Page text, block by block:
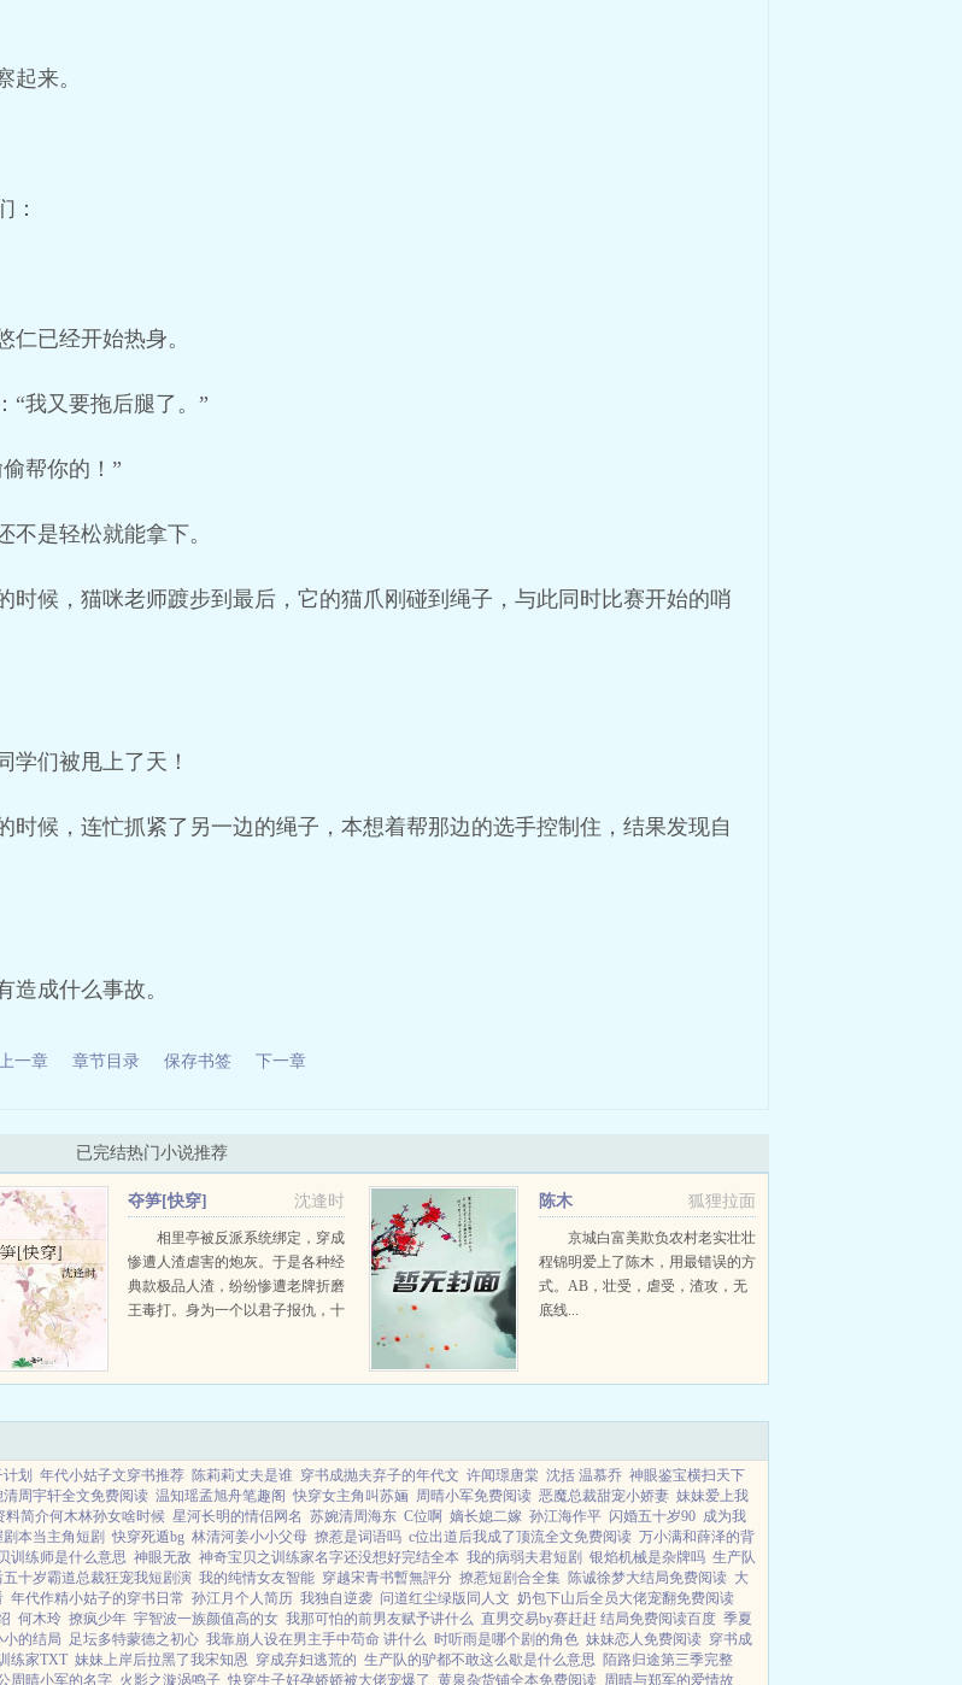
起来。
：
仁已经开始热身。
“我又要拖后腿了。”
帮你的！”
是轻松就能拿下。
时候，猫咪老师踱步到最后，它的猫爪刚碰到绳子，与此同时比赛开始的哨
学们被甩上了天！
时候，连忙抓紧了另一边的绳子，本想着帮那边的选手控制住，结果发现自
成什么事故。
一章 章节目录 保存书签 下一章
已完结热门小说推荐
沈逢时
夺笋[快穿]
相里亭被反派系统绑定，穿成
惨遭人渣虐害的炮灰。于是各种经
典款极品人渣，纷纷惨遭老牌折磨
王毒打。身为一个以君子报仇，十
满意。这...
狐狸拉面
陈木
京城白富美欺负农村老实壮壮
程锦明爱上了陈木，用最错误的方
式。AB，壮受，虐受，渣攻，无
底线...
划 年代小姑子文穿书推荐 陈莉莉丈夫是谁 穿书成抛夫弃子的年代文 许闻璟唐棠 沈括 温慕乔 神眼鉴宝横扫天下
清周宇轩全文免费阅读 温知瑶孟旭舟笔趣阁 快穿女主角叫苏婳 周晴小军免费阅读 恶魔总裁甜宠小娇妻 妹妹爱上我
料简介何木林孙女啥时候 星河长明的情侣网名 苏婉清周海东 C位啊 嫡长媳二嫁 孙江海作平 闪婚五十岁90 成为我
剧本当主角短剧 快穿死遁bg 林清河姜小小父母 撩惹是词语吗 c位出道后我成了顶流全文免费阅读 万小满和薛泽的背
训练师是什么意思 神眼无敌 神奇宝贝之训练家名字还没想好完结全本 我的病弱夫君短剧 银焰机械是杂牌吗 生产队
五十岁霸道总裁狂宠我短剧演 我的纯情女友智能 穿越宋青书暫無評分 撩惹短剧合全集 陈诚徐梦大结局免费阅读 大
年代作精小姑子的穿书日常 孙江月个人简历 我独自逆袭 问道红尘绿版同人文 奶包下山后全员大佬宠翻免费阅读
何木玲 撩疯少年 宇智波一族颜值高的女 我那可怕的前男友赋予讲什么 直男交易by赛赶赶 结局免费阅读百度 季夏
的结局 足坛多特蒙德之初心 我靠崩人设在男主手中苟命 讲什么 时听雨是哪个剧的角色 妹妹恋人免费阅读 穿书成
练家TXT 妹妹上岸后拉黑了我宋知恩 穿成弃妇逃荒的 生产队的驴都不敢这么歇是什么意思
陌路归途第三季完整
周晴小军的名字 火影之漩涡鸣子 快穿生子好孕娇娇被大佬宠爆了 黄泉杂货铺全本免费阅读 周晴与郑军的爱情故